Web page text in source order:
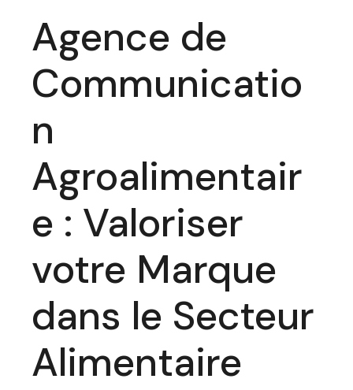
Agence de
Communicatio
n
Agroalimentair
e : Valoriser
votre Marque
dans le Secteur
Alimentaire